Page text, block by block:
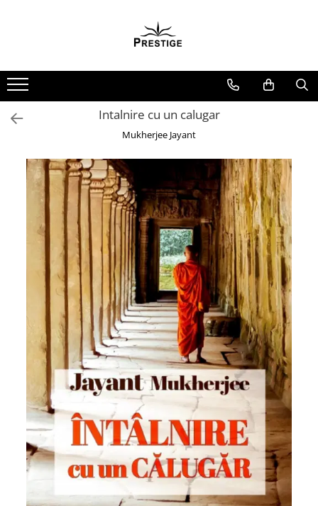
Noutati
Promotii
Pachete Speciale Carti
Spiritualitate - Ezoterism
Arte Divinatorii
Astrologie
Chiromantie
Dezvoltare Spirituala
KidConnection
Minte Corp
New Illuminati Files
Numerologie
Paranormal
Parapsihologie
Ramtha
Audiobook
ReConnect
Religie
Crestinism
ScienceConnection
Intalnire cu un calugar
Mukherjee Jayant